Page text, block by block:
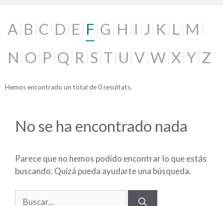
A B C D E F G H I J K L M
N O P Q R S T U V W X Y Z
Hemos encontrado un total de 0 resultats.
No se ha encontrado nada
Parece que no hemos podido encontrar lo que estás
buscando. Quizá pueda ayudarte una búsqueda.